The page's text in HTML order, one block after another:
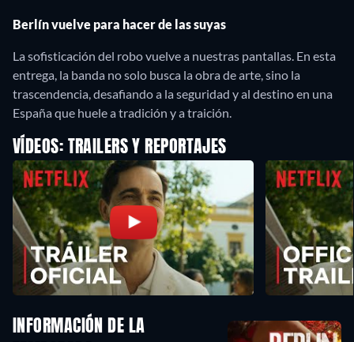
Berlín vuelve para hacer de las suyas
La sofisticación del robo vuelve a nuestras pantallas. En esta
entrega, la banda no solo busca la obra de arte, sino la
trascendencia, desafiando a la seguridad y al destino en una
España que huele a tradición y a traición.
VÍDEOS: TRAILERS Y REPORTAJES
INFORMACIÓN DE LA